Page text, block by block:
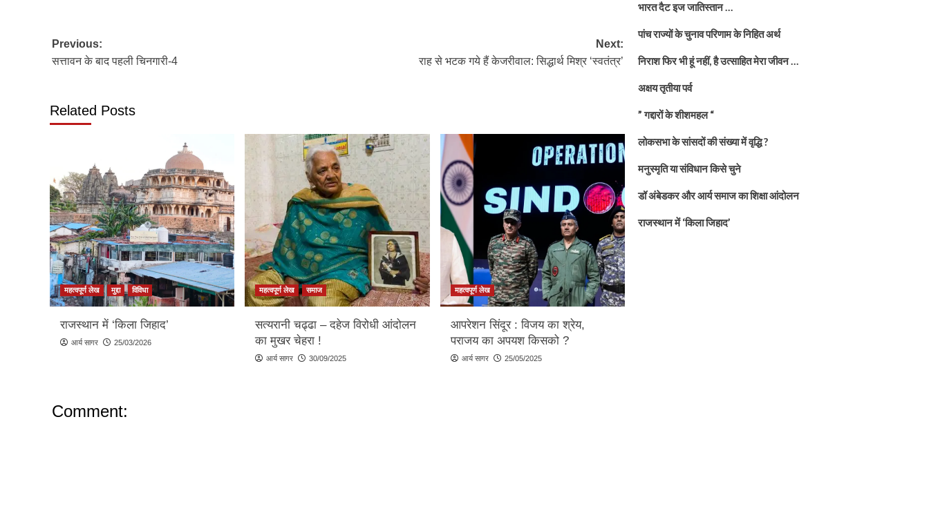
Post
navigation
Previous:
सत्तावन के बाद पहली चिनगारी-4
Next:
राह से भटक गये हैं केजरीवाल: सिद्धार्थ मिश्र ‘स्वतंत्र’
Related Posts
महत्वपूर्ण लेख मुद्दा विविधा
राजस्थान में ‘किला जिहाद’
आर्य सागर 25/03/2026
महत्वपूर्ण लेख समाज
सत्यरानी चढ्ढा – दहेज विरोधी आंदोलन
का मुखर चेहरा !
आर्य सागर 30/09/2025
महत्वपूर्ण लेख
आपरेशन सिंदूर : विजय का श्रेय,
पराजय का अपयश किसको ?
आर्य सागर 25/05/2025
Comment:
भारत दैट इज जातिस्तान …
पांच राज्यों के चुनाव परिणाम के निहित अर्थ
निराश फिर भी हूं नहीं, है उत्साहित मेरा जीवन …
अक्षय तृतीया पर्व
” गद्दारों के शीशमहल “
लोकसभा के सांसदों की संख्या में वृद्धि ?
मनुस्मृति या संविधान किसे चुने
डॉ अंबेडकर और आर्य समाज का शिक्षा आंदोलन
राजस्थान में ‘किला जिहाद’